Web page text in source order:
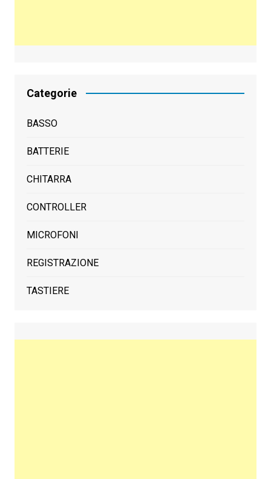
Categorie
BASSO
BATTERIE
CHITARRA
CONTROLLER
MICROFONI
REGISTRAZIONE
TASTIERE